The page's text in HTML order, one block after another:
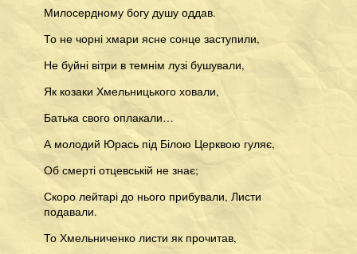
Милосердному богу душу оддав.
То не чорні хмари ясне сонце заступили,
Не буйні вітри в темнім лузі бушували,
Як козаки Хмельницького ховали,
Батька свого оплакали…
А молодий Юрась під Білою Церквою гуляє,
Об смерті отцевській не знає;
Скоро лейтарі до нього прибували, Листи
подавали.
То Хмельниченко листи як прочитав,